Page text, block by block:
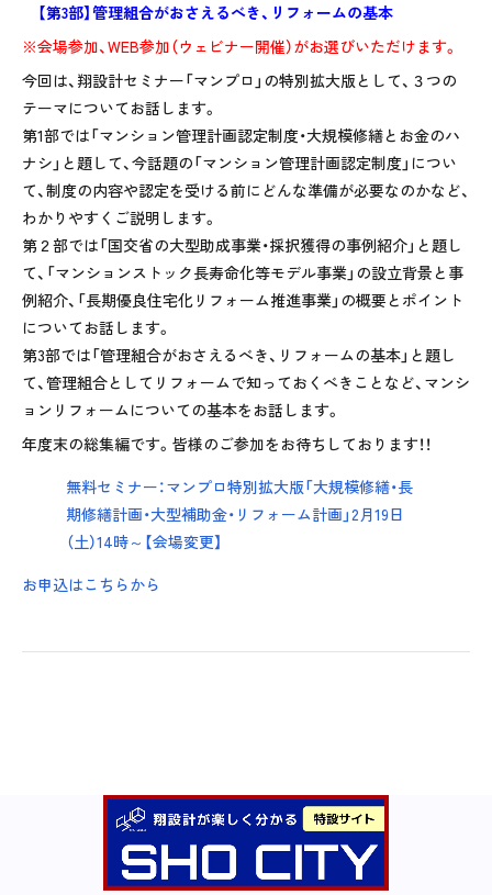
【第3部】管理組合がおさえるべき、リフォームの基本
※会場参加、WEB参加（ウェビナー開催）がお選びいただけます。
今回は、翔設計セミナー「マンプロ」の特別拡大版として、３つの
テーマについてお話します。
第1部では「マンション管理計画認定制度・大規模修繕とお金のハ
ナシ」と題して、今話題の「マンション管理計画認定制度」につい
て、制度の内容や認定を受ける前にどんな準備が必要なのかなど、
わかりやすくご説明します。
第２部では「国交省の大型助成事業・採択獲得の事例紹介」と題し
て、「マンションストック長寿命化等モデル事業」の設立背景と事
例紹介、「長期優良住宅化リフォーム推進事業」の概要とポイント
についてお話します。
第3部では「管理組合がおさえるべき、リフォームの基本」と題し
て、管理組合としてリフォームで知っておくべきことなど、マンシ
ョンリフォームについての基本をお話します。
年度末の総集編です。皆様のご参加をお待ちしております！！
無料セミナー：マンプロ特別拡大版「大規模修繕・長
期修繕計画・大型補助金・リフォーム計画」2月19日
（土）14時～【会場変更】
お申込はこちらから